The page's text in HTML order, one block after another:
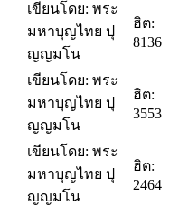
เขียนโดย: พระ
มหาบุญไทย ปุ
ญญมโน
ฮิต:
8136
เขียนโดย: พระ
มหาบุญไทย ปุ
ญญมโน
ฮิต:
3553
เขียนโดย: พระ
มหาบุญไทย ปุ
ญญมโน
ฮิต:
2464